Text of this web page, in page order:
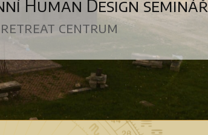
Human Design seminář
retreat centrum